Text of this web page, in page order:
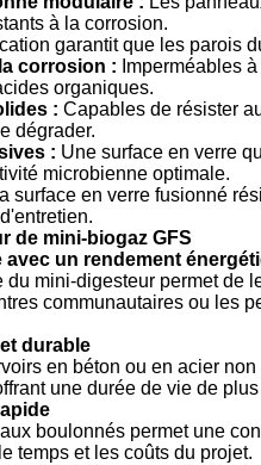
à la corrosion.
garantit que les parois
corrosion : Imperméables
organiques.
: Capables de résister
dégrader.
: Une surface en verre
microbienne optimale.
surface en verre fusionné
de mini-biogaz GFS
avec un rendement
du mini-digesteur permet de
communautaires ou les
durable
en béton ou en acier
une durée de vie de
boulonnés permet une
temps et les coûts du projet.